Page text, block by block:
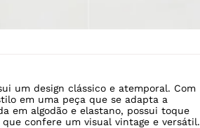
um design clássico e atemporal. Com
em uma peça que se adapta a
em algodão e elastano, possui toque
confere um visual vintage e versátil.